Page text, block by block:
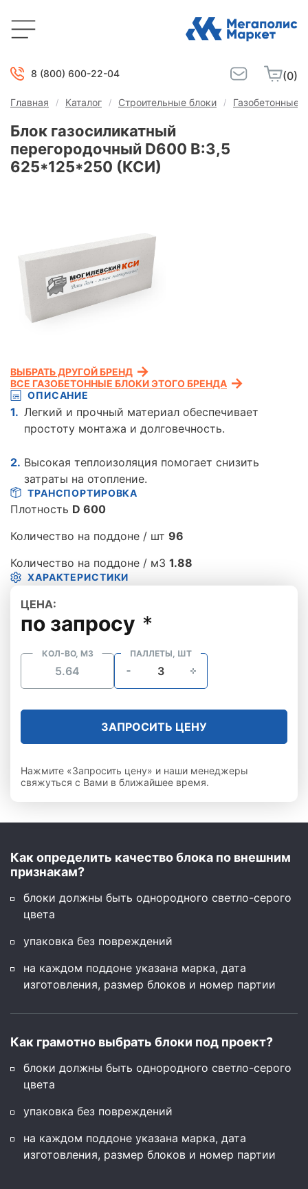
8 (800) 600-22-04 (0)
Главная Каталог Строительные блоки Газобетонные
Блок газосиликатный
перегородочный D600 В:3,5
625*125*250 (КСИ)
ОПИСАНИЕ
Легкий и прочный материал обеспечивает
простоту монтажа и долговечность.
Высокая теплоизоляция помогает снизить
затраты на отопление.
ТРАНСПОРТИРОВКА
Плотность D 600
Количество на поддоне / шт 96
Количество на поддоне / м3 1.88
ХАРАКТЕРИСТИКИ
ВЫБРАТЬ ДРУГОЙ БРЕНД
ВСЕ ГАЗОБЕТОННЫЕ БЛОКИ ЭТОГО БРЕНДА
ЦЕНА:
по запросу *
КОЛ-ВО, М3 ПАЛЛЕТЫ, ШТ
ЗАПРОСИТЬ ЦЕНУ
Нажмите «Запросить цену» и наши менеджеры
свяжуться с Вами в ближайшее время.
Как определить качество блока по внешним
признакам?
блоки должны быть однородного светло-серого
цвета
упаковка без повреждений
на каждом поддоне указана марка, дата
изготовления, размер блоков и номер партии
Как грамотно выбрать блоки под проект?
блоки должны быть однородного светло-серого
цвета
упаковка без повреждений
на каждом поддоне указана марка, дата
изготовления, размер блоков и номер партии